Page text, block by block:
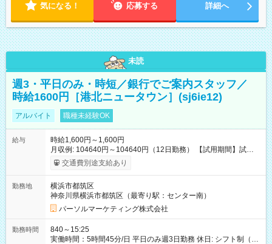
気になる！ 応募する 詳細へ
未読
週3・平日のみ・時短／銀行でご案内スタッフ／
時給1600円［港北ニュータウン］(sj6ie12)
アルバイト 職種未経験OK
給与
時給1,600円～1,600円
月収例: 104640円～104640円（12日勤務） 【試用期間】試用
期間なし
交通費別途支給あり
勤務地
横浜市都筑区
神奈川県横浜市都筑区（最寄り駅：センター南）
パーソルマーケティング株式会社
勤務時間
840～15:25
実働時間：5時間45分/日 平日のみ週3日勤務 休日: シフト制（土